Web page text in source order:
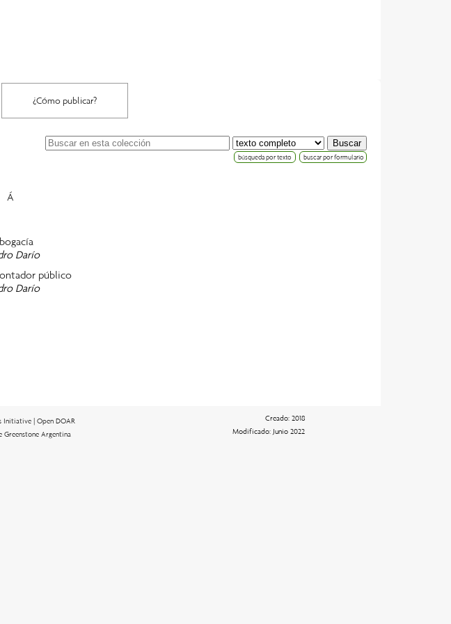
¿Cómo publicar?
búsqueda por texto buscar por formulario
Á
Darío
público
Darío
Initiative |Open DOAR
Argentina
Creado: 2018
Modificado: Junio 2022